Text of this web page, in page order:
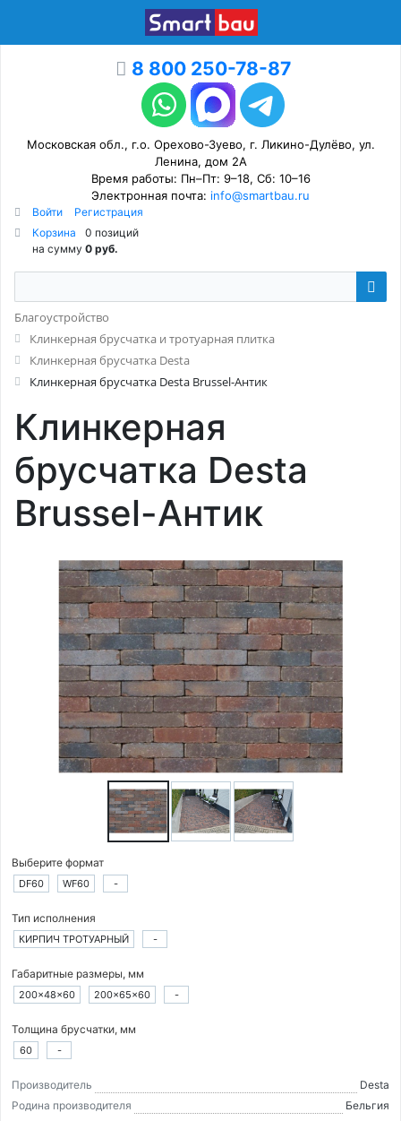
8 800 250-78-87
Московская обл., г.о. Орехово-Зуево, г. Ликино-Дулёво, ул.
Ленина, дом 2А
Время работы: Пн–Пт: 9–18, Сб: 10–16
Электронная почта: info@smartbau.ru
Войти
Регистрация
Корзина
0 позиций
на сумму 0 руб.
Благоустройство
Клинкерная брусчатка и тротуарная плитка
Клинкерная брусчатка Desta
Клинкерная брусчатка Desta Brussel-Антик
Клинкерная
брусчатка Desta
Brussel-Антик
Выберите формат
DF60 WF60 -
Тип исполнения
КИРПИЧ ТРОТУАРНЫЙ -
Габаритные размеры, мм
200×48×60 200×65×60 -
Толщина брусчатки, мм
60 -
Производитель
Desta
Родина производителя
Бельгия